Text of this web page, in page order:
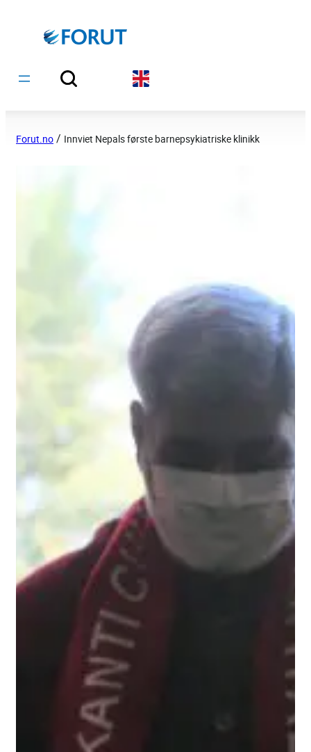
Forut.no / Innviet Nepals første barnepsykiatriske klinikk